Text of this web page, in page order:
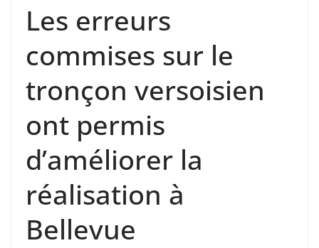
Les erreurs
commises sur le
tronçon versoisien
ont permis
d’améliorer la
réalisation à
Bellevue